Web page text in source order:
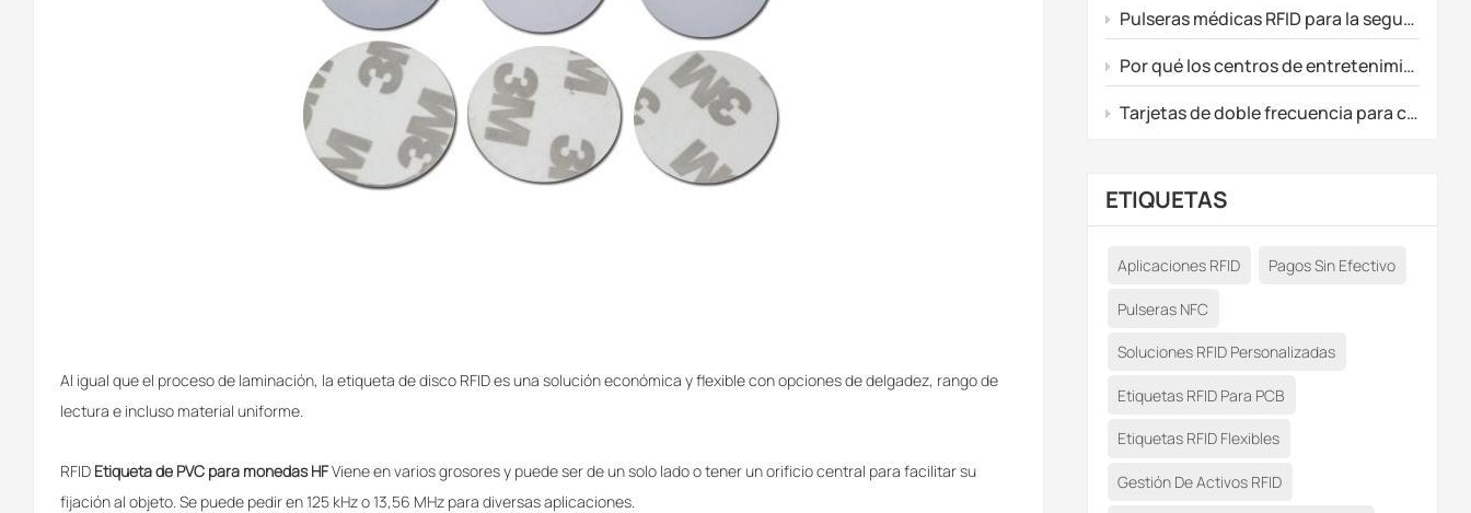
Pulseras médicas RFID para la seguridad de los recién nacidos y el seguimiento de los pacientes.
Por qué los centros de entretenimiento están actualizando sus sistemas a RFID personalizados y tarjetas de juego prepago.
Tarjetas de doble frecuencia para control de acceso inteligente y actualizaciones de membresía premium.
ETIQUETAS
Aplicaciones RFID Pagos Sin Efectivo
Pulseras NFC
Soluciones RFID Personalizadas
Etiquetas RFID Para PCB
Etiquetas RFID Flexibles
Gestión De Activos RFID
Al igual que el proceso de laminación, la etiqueta de disco RFID es una solución económica y flexible con opciones de delgadez, rango de
lectura e incluso material uniforme.
RFID Etiqueta de PVC para monedas HFViene en varios grosores y puede ser de un solo lado o tener un orificio central para facilitar su
fijación al objeto. Se puede pedir en 125 kHz o 13,56 MHz para diversas aplicaciones.